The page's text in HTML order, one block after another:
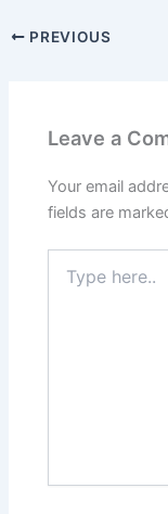
PREVIOUS
Leave a
Your email
fields are
here..